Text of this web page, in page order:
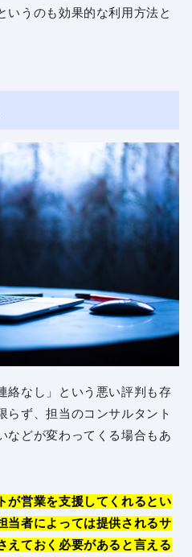
いうのも効果的な利用方法と
絡なし」という悪い評判も存
らず、担当のコンサルタント
などが変わってくる場合もあ
が営業を支援してくれるとい
当者によっては提供されるサ
えておく必要があると言える